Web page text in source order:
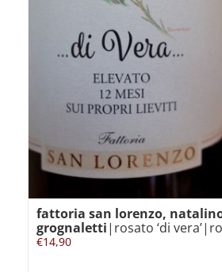
fattoria san lorenzo,
grognaletti|rosato ‘di
€14,90